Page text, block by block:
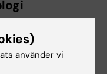
använder vi